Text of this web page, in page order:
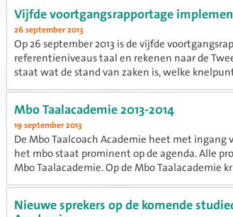
Vijfde voortgangsrapportage
26 september 2013
Op 26 september 2013 is de vijfde
referentieniveaus taal en rekenen naar de
staat wat de stand van zaken is, welke
Mbo Taalacademie 2013-2014
19 september 2013
De Mbo Taalcoach Academie heet met ingang
het mbo staat prominent op de agenda. Alle
Mbo Taalacademie. Op de Mbo Taalacademie
Nieuwe sprekers op de komende